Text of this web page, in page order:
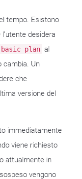
tempo. Esistono
desidera
basic plan al
cambia. Un
che
versione del
immediatamente
viene richiesto
attualmente in
vengono